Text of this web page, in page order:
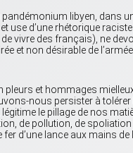
libyen, dans
use d’une rhétorique
vivre des français), ne
et non désirable de
et hommages
nous persister à tolérer
le pillage de nos
de pollution, de
d’une lance aux mains